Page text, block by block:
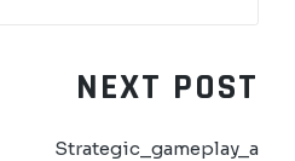
NEXT POST
Strategic_gameplay_a